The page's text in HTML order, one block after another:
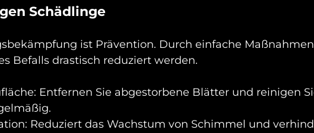
Schädlinge
ist Prävention. Durch einfache Maßnahmen
Befalls drastisch reduziert werden.